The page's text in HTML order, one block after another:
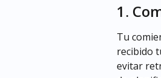
1.
Tu
recibido
evitar